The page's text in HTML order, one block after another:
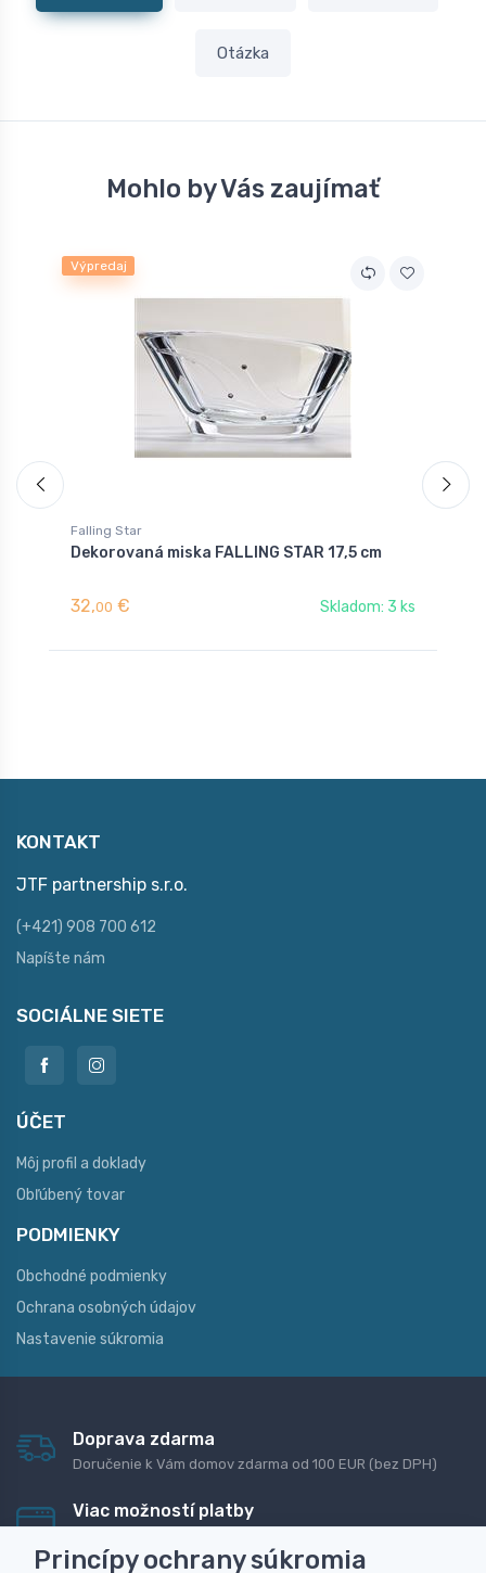
Otázka
Mohlo by Vás zaujímať
Výpredaj
Falling Star
Dekorovaná miska FALLING STAR 17,5 cm
32,00 € Skladom: 3 ks
KONTAKT
JTF partnership s.r.o.
(+421) 908 700 612
Napíšte nám
SOCIÁLNE SIETE
ÚČET
Môj profil a doklady
Obľúbený tovar
PODMIENKY
Obchodné podmienky
Ochrana osobných údajov
Nastavenie súkromia
Doprava zdarma
Doručenie k Vám domov zdarma od 100 EUR (bez DPH)
Viac možností platby
dobierku
Princípy ochrany súkromia